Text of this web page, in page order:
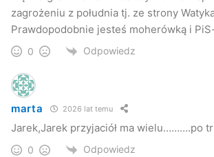
zagrożeniu z południa tj. ze strony
Prawdopodobnie jesteś moherówką i
0 Odpowiedz
marta 2026 lat temu
Jarek,Jarek przyjaciół ma wielu……….po
0 Odpowiedz